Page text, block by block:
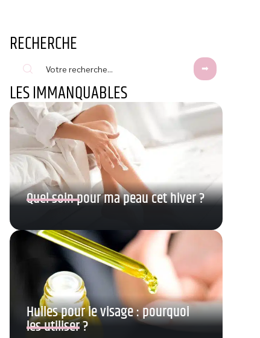
RECHERCHE
LES IMMANQUABLES
Quel soin pour ma peau cet hiver ?
Huiles pour le visage : pourquoi
les utiliser ?